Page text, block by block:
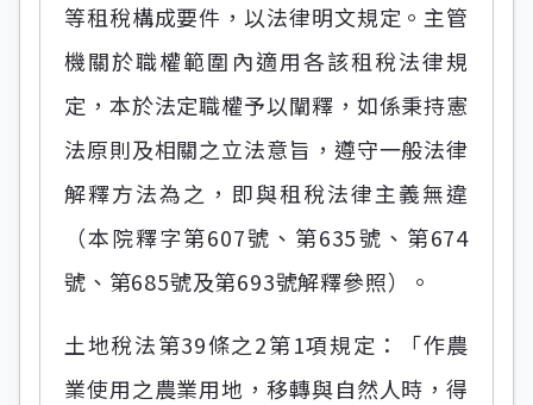
等租稅構成要件，以法律明文規定。主管
機關於職權範圍內適用各該租稅法律規
定，本於法定職權予以闡釋，如係秉持憲
法原則及相關之立法意旨，遵守一般法律
解釋方法為之，即與租稅法律主義無違
（本院釋字第607號、第635號、第674
號、第685號及第693號解釋參照）。
土地稅法第39條之2第1項規定：「作農
業使用之農業用地，移轉與自然人時，得